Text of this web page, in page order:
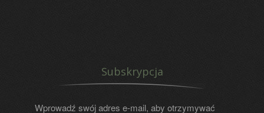
Subskrypcja
Wprowadź swój adres e-mail, aby otrzymywać